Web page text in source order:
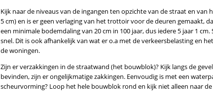
Kijk naar de niveaus van de ingangen ten opzichte van de straat en
5 cm) en is er geen verlaging van het trottoir voor de deuren gemaakt,
een minimale bodemdaling van 20 cm in 100 jaar, dus iedere 5 jaar 1
snel. Dit is ook afhankelijk van wat er o.a met de verkeersbelasting en
de woningen.
Zijn er verzakkingen in de straatwand (het bouwblok)? Kijk langs de
bevinden, zijn er ongelijkmatige zakkingen. Eenvoudig is met een
scheurvorming? Loop het hele bouwblok rond en kijk niet alleen naar